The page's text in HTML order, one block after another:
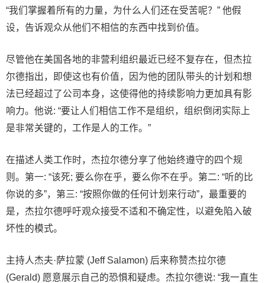
“我们掌握着所有的力量，为什么人们还在受苦呢？” 他假
设，告诉观众从他们不相信的东西中找到价值。
尽管他在美国各地的非营利组织最近已经不复存在，但杰拉
尔德指出，即使这也有价值，因为他的团队带头的计划和想
法已经超过了公司本身，这使得他的持续影响力更加具有影
响力。他说: “要让人们相信工作不是组织，组织倒闭实际上
是非常关键的，工作是人的工作。”
在描述人类工作时，杰拉尔德分享了他始终遵守的四个规
则。第一: “该死; 要么你在乎，要么你不在乎。第二: “听的比
你说的多”，第三: “按照你做的任何计划来行动”，最重要的
是，杰拉尔德呼吁观众接受不适和不确定性，以避免陷入破
坏性的模式。
主持人杰夫·萨拉蒙 (Jeff Salamon) 后来称赞杰拉尔德
(Gerald) 愿意展示自己的恐惧和疑虑。杰拉尔德说: “我一直生